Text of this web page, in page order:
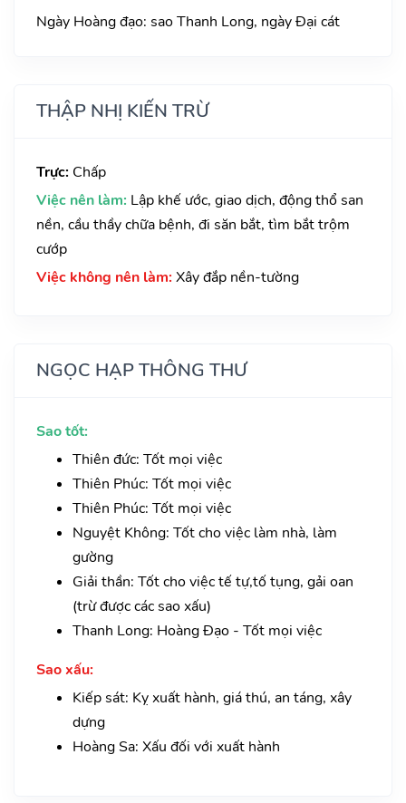
Ngày Hoàng đạo: sao Thanh Long, ngày Đại cát
THẬP NHỊ KIẾN TRỪ
Trực: Chấp
Việc nên làm: Lập khế ước, giao dịch, động thổ san
nền, cầu thầy chữa bệnh, đi săn bắt, tìm bắt trộm
cướp
Việc không nên làm: Xây đắp nền-tường
NGỌC HẠP THÔNG THƯ
Sao tốt:
Thiên đức: Tốt mọi việc
Thiên Phúc: Tốt mọi việc
Thiên Phúc: Tốt mọi việc
Nguyệt Không: Tốt cho việc làm nhà, làm
gường
Giải thần: Tốt cho việc tế tự,tố tụng, gải oan
(trừ được các sao xấu)
Thanh Long: Hoàng Đạo - Tốt mọi việc
Sao xấu:
Kiếp sát: Kỵ xuất hành, giá thú, an táng, xây
dựng
Hoàng Sa: Xấu đối với xuất hành